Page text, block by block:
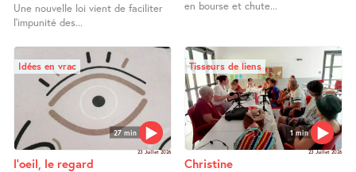
Une nouvelle loi vient de faciliter
l’impunité des...
en bourse et chute...
27 min
Idées en vrac
23 Juillet 2026
l’oeil, le regard
1 min
Tisseurs de liens
23 Juillet 2026
Christine